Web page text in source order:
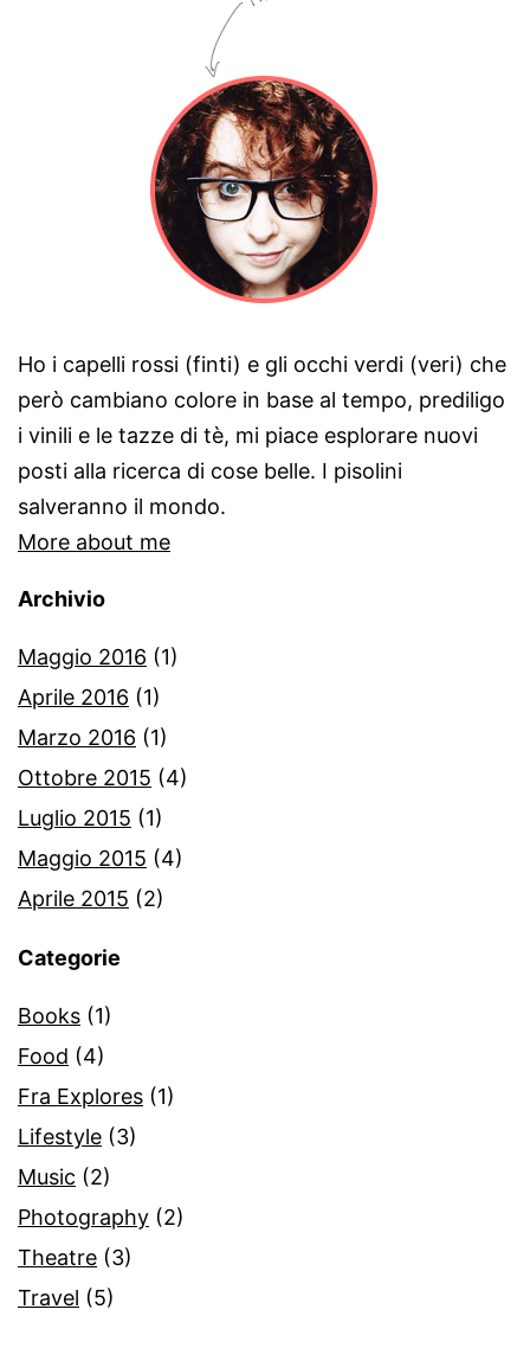
Ho i capelli rossi (finti) e gli occhi verdi (veri) che
però cambiano colore in base al tempo, prediligo
i vinili e le tazze di tè, mi piace esplorare nuovi
posti alla ricerca di cose belle. I pisolini
salveranno il mondo.
More about me
Archivio
Maggio 2016 (1)
Aprile 2016 (1)
Marzo 2016 (1)
Ottobre 2015 (4)
Luglio 2015 (1)
Maggio 2015 (4)
Aprile 2015 (2)
Categorie
Books (1)
Food (4)
Fra Explores (1)
Lifestyle (3)
Music (2)
Photography (2)
Theatre (3)
Travel (5)